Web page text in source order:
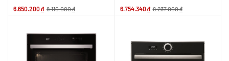
6.650.200₫ 8.110.000₫ 6.754.340₫ 8.237.000₫